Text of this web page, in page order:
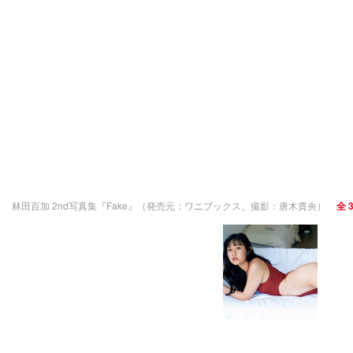
林田百加 2nd写真集『Fake』（発売元：ワニブックス、撮影：唐木貴央） 全